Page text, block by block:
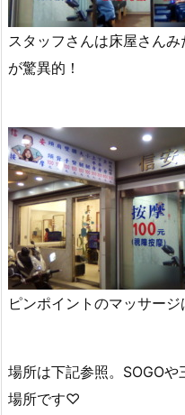
スタッフさんは床屋さん
が驚異的！
ピンポイントのマッサー
場所は下記参照。SOGO
場所です♡